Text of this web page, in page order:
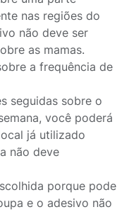
nas regiões do
não deve ser
as mamas.
a frequência de
seguidas sobre o
você poderá
já utilizado
não deve
porque pode
e o adesivo não